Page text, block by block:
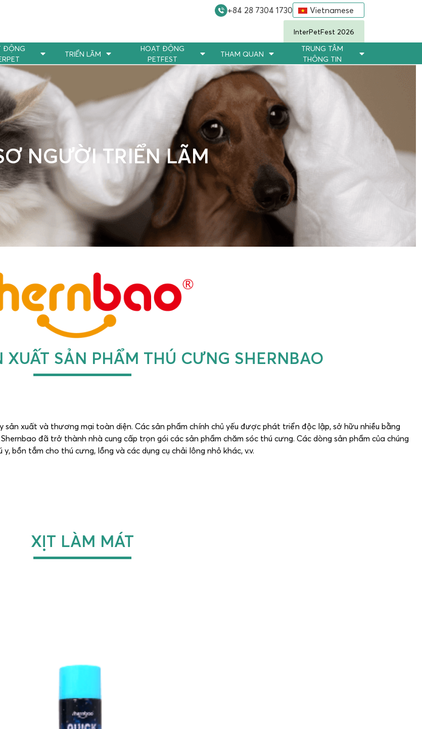
+84 28 7304 1730 Vietnamese
InterPetFest 2026
ĐỘNG
TRIỂN LÃM
HOẠT ĐỘNG
PETFEST
THAM QUAN
TRUNG TÂM
THÔNG TIN
NGƯỜI TRIỂN LÃM
SẢN PHẨM THÚ CƯNG SHERNBAO
xuất và thương mại toàn diện. Các sản phẩm chính chủ yếu được phát triển độc lập, sở hữu nhiều bằng
đã trở thành nhà cung cấp trọn gói các sản phẩm chăm sóc thú cưng. Các dòng sản phẩm của chúng
bồn tắm cho thú cưng, lồng và các dụng cụ chải lông nhỏ khác, v.v.
XỊT LÀM MÁT